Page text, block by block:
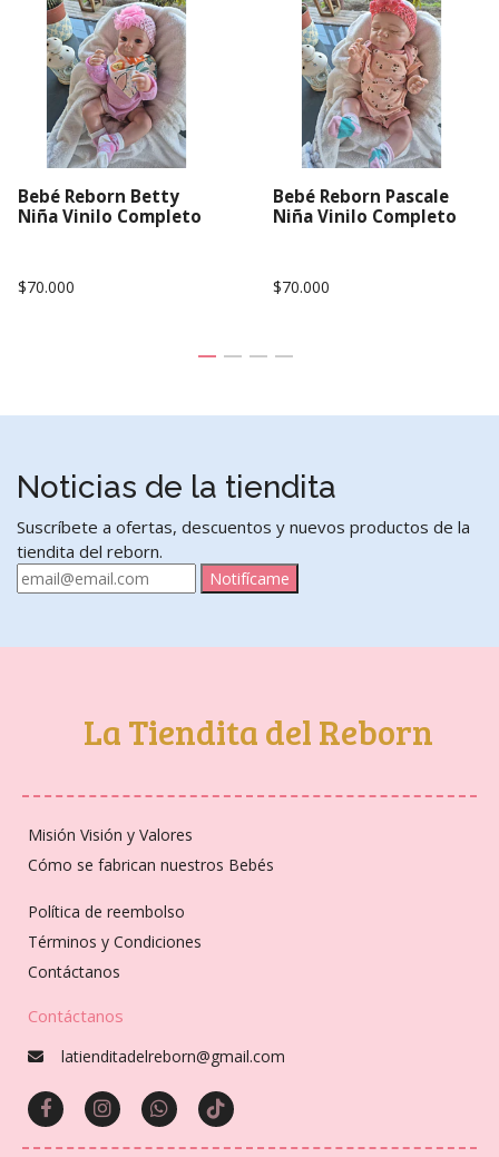
Bebé Reborn Betty
Niña Vinilo Completo
$70.000
Bebé Reborn Pascale
Niña Vinilo Completo
$70.000
Noticias de la tiendita
Suscríbete a ofertas, descuentos y nuevos productos de la
tiendita del reborn.
Notifícame
La Tiendita del Reborn
Misión Visión y Valores
Cómo se fabrican nuestros Bebés
Política de reembolso
Términos y Condiciones
Contáctanos
Contáctanos
latienditadelreborn@gmail.com